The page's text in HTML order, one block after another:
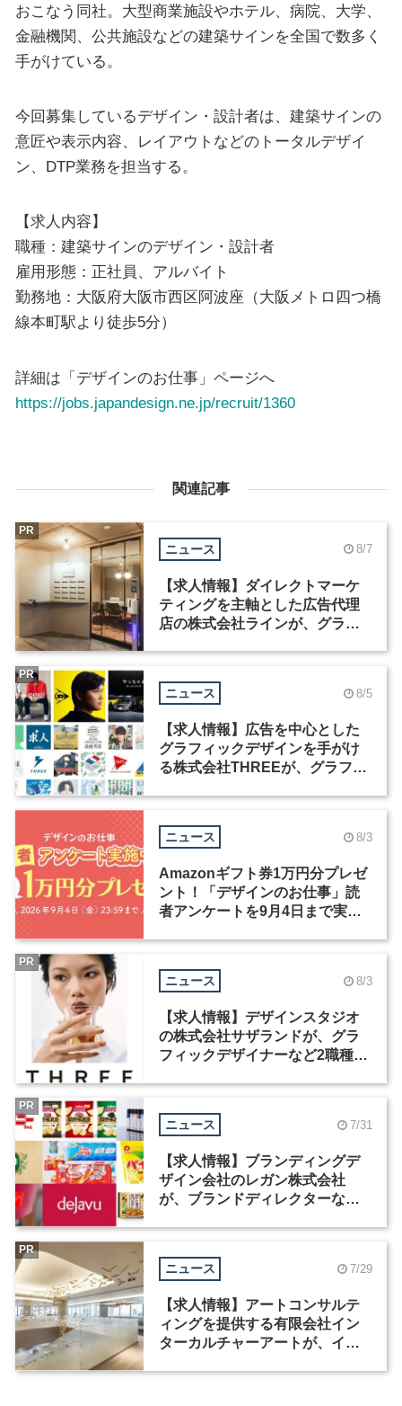
おこなう同社。大型商業施設やホテル、病院、大学、
金融機関、公共施設などの建築サインを全国で数多く
手がけている。
今回募集しているデザイン・設計者は、建築サインの
意匠や表示内容、レイアウトなどのトータルデザイ
ン、DTP業務を担当する。
【求人内容】
職種：建築サインのデザイン・設計者
雇用形態：正社員、アルバイト
勤務地：大阪府大阪市西区阿波座（大阪メトロ四つ橋
線本町駅より徒歩5分）
詳細は「デザインのお仕事」ページへ
https://jobs.japandesign.ne.jp/recruit/1360
関連記事
ニュース 8/7
【求人情報】ダイレクトマーケ
ティングを主軸とした広告代理
店の株式会社ラインが、グラフ
PR
ニュース 8/5
【求人情報】広告を中心とした
グラフィックデザインを手がけ
る株式会社THREEが、グラフィ
PR
ニュース 8/3
Amazonギフト券1万円分プレゼ
ント！「デザインのお仕事」読
者アンケートを9月4日まで実施
ニュース 8/3
【求人情報】デザインスタジオ
の株式会社サザランドが、グラ
フィックデザイナーなど2職種を
PR
ニュース 7/31
【求人情報】ブランディングデ
ザイン会社のレガン株式会社
が、ブランドディレクターなど3
PR
ニュース 7/29
【求人情報】アートコンサルテ
ィングを提供する有限会社イン
ターカルチャーアートが、イン
PR